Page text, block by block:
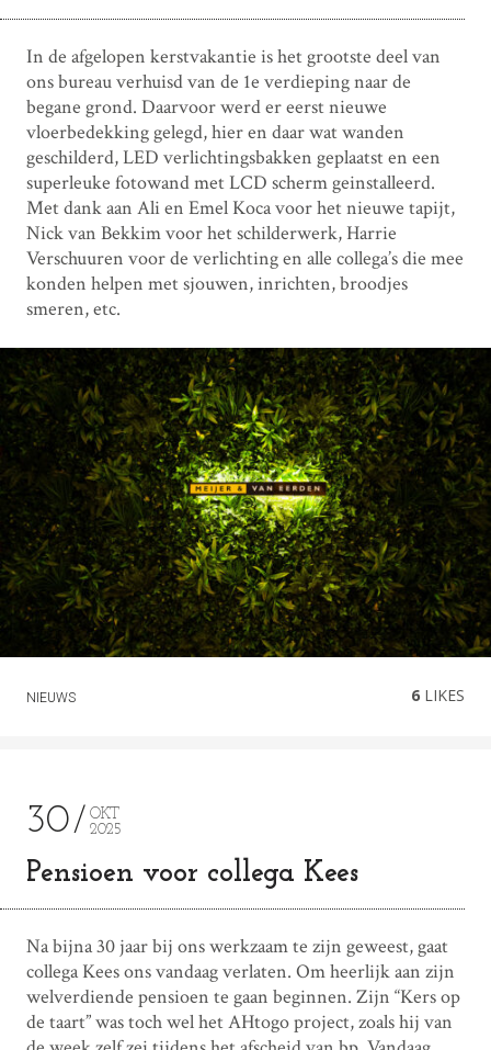
In de afgelopen kerstvakantie is het grootste deel van
ons bureau verhuisd van de 1e verdieping naar de
begane grond. Daarvoor werd er eerst nieuwe
vloerbedekking gelegd, hier en daar wat wanden
geschilderd, LED verlichtingsbakken geplaatst en een
superleuke fotowand met LCD scherm geinstalleerd.
Met dank aan Ali en Emel Koca voor het nieuwe tapijt,
Nick van Bekkim voor het schilderwerk, Harrie
Verschuuren voor de verlichting en alle collega’s die mee
konden helpen met sjouwen, inrichten, broodjes
smeren, etc.
NIEUWS 6 LIKES
30
OKT
2025
Pensioen voor collega Kees
Na bijna 30 jaar bij ons werkzaam te zijn geweest, gaat
collega Kees ons vandaag verlaten. Om heerlijk aan zijn
welverdiende pensioen te gaan beginnen. Zijn “Kers op
de taart” was toch wel het AHtogo project, zoals hij van